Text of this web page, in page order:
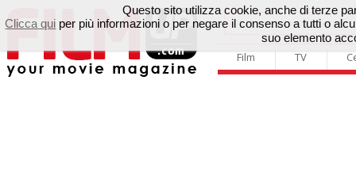
Film TV
Questo sito utilizza cookie, anche di terze
Clicca qui per più informazioni o per negare il consenso a tutti o
suo elemento